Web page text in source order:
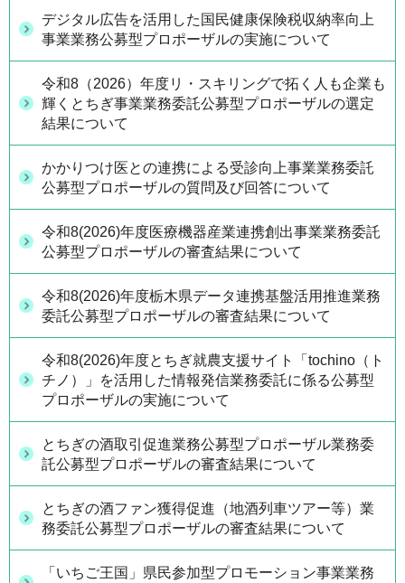
デジタル広告を活用した国民健康保険税収納率向上
事業業務公募型プロポーザルの実施について
令和8（2026）年度リ・スキリングで拓く人も企業も
輝くとちぎ事業業務委託公募型プロポーザルの選定
結果について
かかりつけ医との連携による受診向上事業業務委託
公募型プロポーザルの質問及び回答について
令和8(2026)年度医療機器産業連携創出事業業務委託
公募型プロポーザルの審査結果について
令和8(2026)年度栃木県データ連携基盤活用推進業務
委託公募型プロポーザルの審査結果について
令和8(2026)年度とちぎ就農支援サイト「tochino（ト
チノ）」を活用した情報発信業務委託に係る公募型
プロポーザルの実施について
とちぎの酒取引促進業務公募型プロポーザル業務委
託公募型プロポーザルの審査結果について
とちぎの酒ファン獲得促進（地酒列車ツアー等）業
務委託公募型プロポーザルの審査結果について
「いちご王国」県民参加型プロモーション事業業務